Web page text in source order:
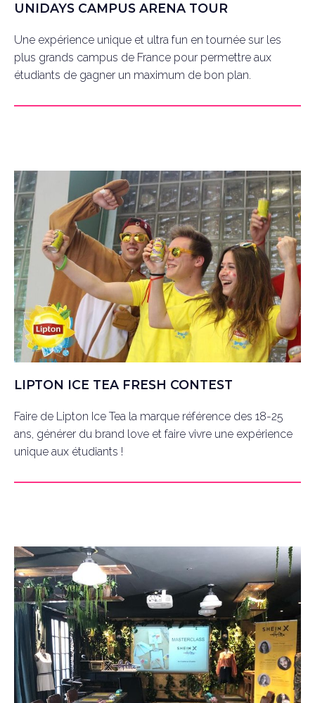
UNIDAYS CAMPUS ARENA TOUR
Une expérience unique et ultra fun en tournée sur les
plus grands campus de France pour permettre aux
étudiants de gagner un maximum de bon plan.
LIPTON ICE TEA FRESH CONTEST
Faire de Lipton Ice Tea la marque référence des 18-25
ans, générer du brand love et faire vivre une expérience
unique aux étudiants !